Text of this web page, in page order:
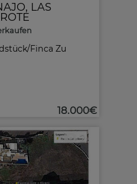
Finca Zu
, LAS
18.000€
2